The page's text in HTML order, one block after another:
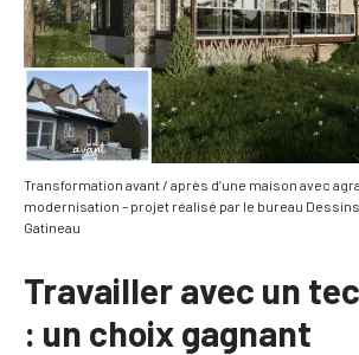
Transformation avant / après d’une maison avec
modernisation – projet réalisé par le bureau
Gatineau
Travailler avec un
: un choix gagnant